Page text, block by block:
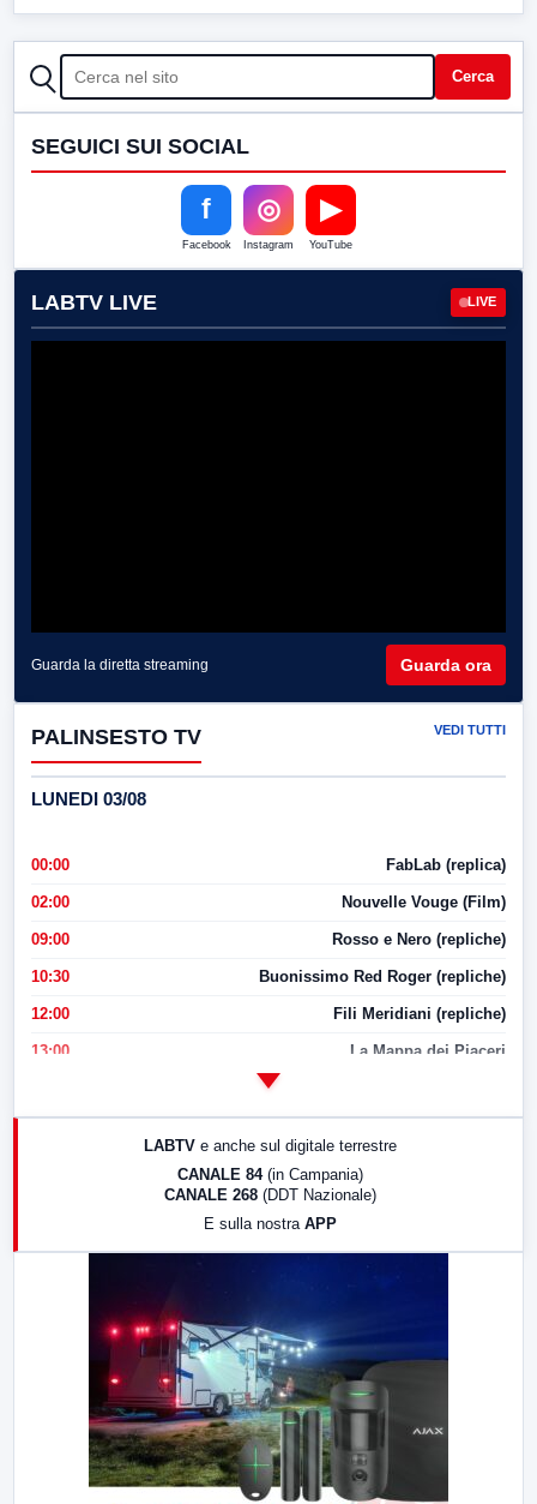
CERCA Cerca
SEGUICI SUI SOCIAL
f
Facebook
◎
Instagram
▶
YouTube
LABTV LIVE LIVE
Guarda la diretta streaming Guarda ora
PALINSESTO TV VEDI TUTTI
LUNEDI 03/08
00:00 FabLab (replica)
02:00 Nouvelle Vouge (Film)
09:00 Rosso e Nero (repliche)
10:30 Buonissimo Red Roger (repliche)
12:00 Fili Meridiani (repliche)
13:00 La Mappa dei Piaceri
17:00 LabNews (replica)
LABTV e anche sul digitale terrestre
CANALE 84 (in Campania)
CANALE 268 (DDT Nazionale)
E sulla nostra APP